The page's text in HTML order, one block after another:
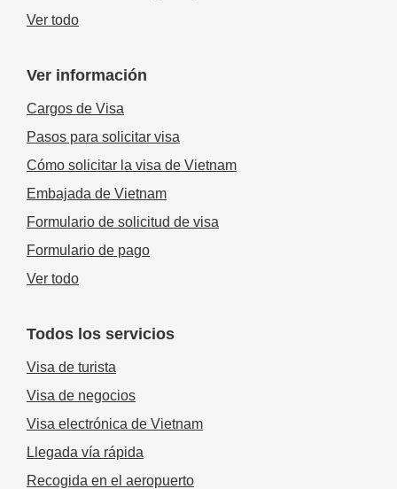
Ver todo
Ver información
Cargos de Visa
Pasos para solicitar visa
Cómo solicitar la visa de Vietnam
Embajada de Vietnam
Formulario de solicitud de visa
Formulario de pago
Ver todo
Todos los servicios
Visa de turista
Visa de negocios
Visa electrónica de Vietnam
Llegada vía rápida
Recogida en el aeropuerto